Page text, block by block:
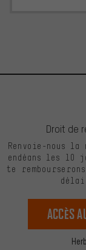
Droit de
Renvoie-nous
endéans les 10
te
Accès